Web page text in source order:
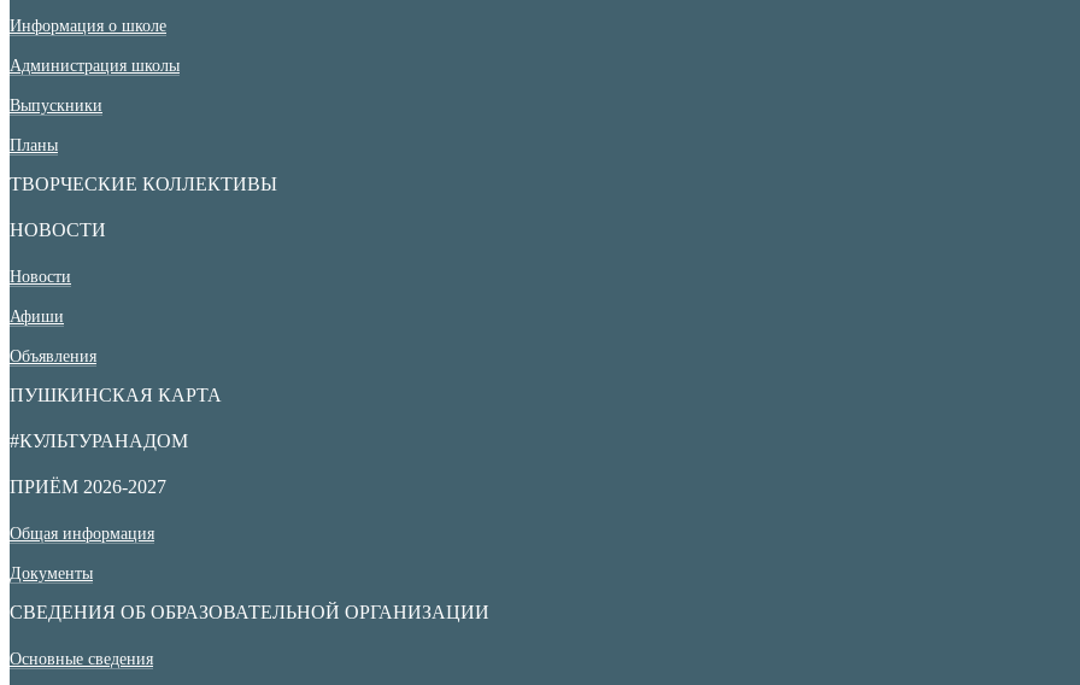
Информация о школе
Администрация школы
Выпускники
Планы
ТВОРЧЕСКИЕ КОЛЛЕКТИВЫ
НОВОСТИ
Новости
Афиши
Объявления
ПУШКИНСКАЯ КАРТА
#КУЛЬТУРАНАДОМ
ПРИЁМ 2026-2027
Общая информация
Документы
СВЕДЕНИЯ ОБ ОБРАЗОВАТЕЛЬНОЙ ОРГАНИЗАЦИИ
Основные сведения